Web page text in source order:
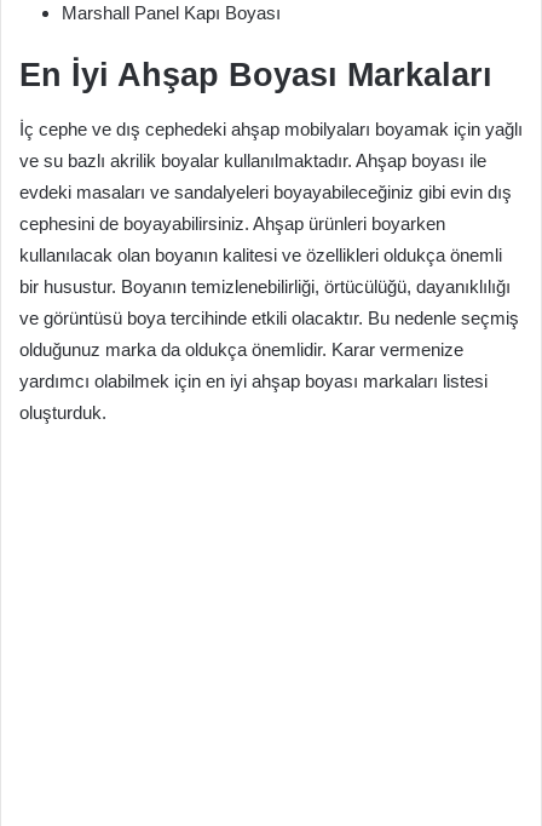
Marshall Panel Kapı Boyası
En İyi Ahşap Boyası Markaları
İç cephe ve dış cephedeki ahşap mobilyaları boyamak için yağlı
ve su bazlı akrilik boyalar kullanılmaktadır. Ahşap boyası ile
evdeki masaları ve sandalyeleri boyayabileceğiniz gibi evin dış
cephesini de boyayabilirsiniz. Ahşap ürünleri boyarken
kullanılacak olan boyanın kalitesi ve özellikleri oldukça önemli
bir husustur. Boyanın temizlenebilirliği, örtücülüğü, dayanıklılığı
ve görüntüsü boya tercihinde etkili olacaktır. Bu nedenle seçmiş
olduğunuz marka da oldukça önemlidir. Karar vermenize
yardımcı olabilmek için en iyi ahşap boyası markaları listesi
oluşturduk.